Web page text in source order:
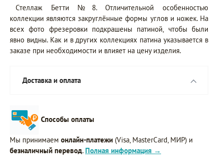
Стеллаж Бетти №8. Отличительной особенностью
коллекции являются закруглённые формы углов и ножек. На
всех фото фрезеровки подкрашены патиной, чтобы были
явно видны. Как и в других коллекциях патина указывается в
заказе при необходимости и влияет на цену изделия.
Доставка и оплата
Способы оплаты
Мы принимаем онлайн-платежи (Visa, MasterCard, МИР) и
безналичный перевод. Полная информация →